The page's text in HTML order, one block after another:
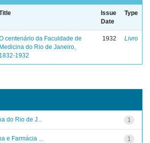
Issue
Date
Type
centenário da Faculdade de
Medicina do Rio de Janeiro,
1832-1932
1932 Livro
1
do Rio de J...
1
e Farmácia ...